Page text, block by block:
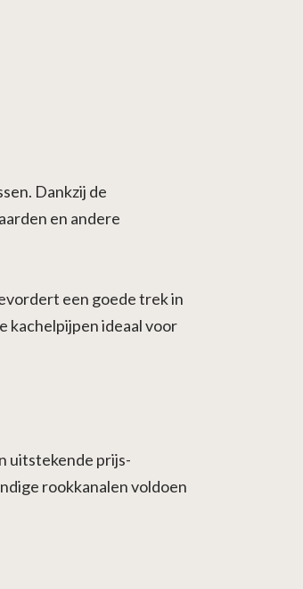
Dankzij de
en andere
een goede trek in
kachelpijpen ideaal voor
uitstekende prijs-
rookkanalen voldoen